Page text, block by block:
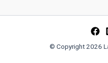
© Copyright 2026